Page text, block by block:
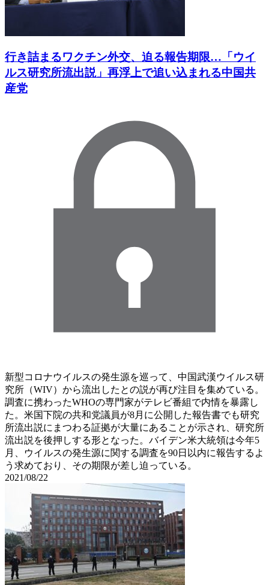
行き詰まるワクチン外交、迫る報告期限…「ウイ
ルス研究所流出説」再浮上で追い込まれる中国共
産党
新型コロナウイルスの発生源を巡って、中国武漢ウイルス研
究所（WIV）から流出したとの説が再び注目を集めている。
調査に携わったWHOの専門家がテレビ番組で内情を暴露し
た。米国下院の共和党議員が8月に公開した報告書でも研究
所流出説にまつわる証拠が大量にあることが示され、研究所
流出説を後押しする形となった。バイデン米大統領は今年5
月、ウイルスの発生源に関する調査を90日以内に報告するよ
う求めており、その期限が差し迫っている。
2021/08/22